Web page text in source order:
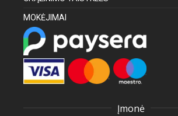
MOKĖJIMAI
Įmonė